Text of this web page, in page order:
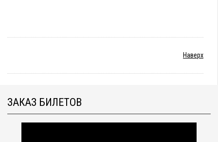
Наверх
ЗАКАЗ БИЛЕТОВ